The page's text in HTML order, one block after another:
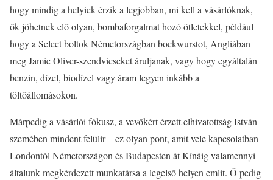
hogy mindig a helyiek érzik a legjobban, mi kell a vásárlóknak,
ők jöhetnek elő olyan, bombaforgalmat hozó ötletekkel, például
hogy a Select boltok Németországban bockwurstot, Angliában
meg Jamie Oliver-szendvicseket áruljanak, vagy hogy egyáltalán
benzin, dízel, biodízel vagy áram legyen inkább a
töltőállomásokon.
Márpedig a vásárlói fókusz, a vevőkért érzett elhivatottság István
szemében mindent felülír – ez olyan pont, amit vele kapcsolatban
Londontól Németországon és Budapesten át Kínáig valamennyi
általunk megkérdezett munkatársa a legelső helyen említ. Ő pedig